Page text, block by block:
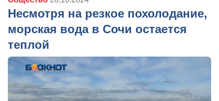
Несмотря на резкое похолодание,
морская вода в Сочи остается
теплой